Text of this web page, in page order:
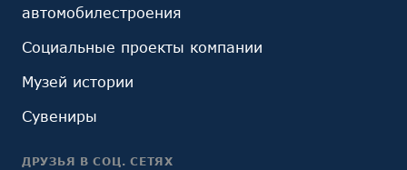
автомобилестроения
Социальные проекты компании
Музей истории
Сувениры
ДРУЗЬЯ В СОЦ. СЕТЯХ